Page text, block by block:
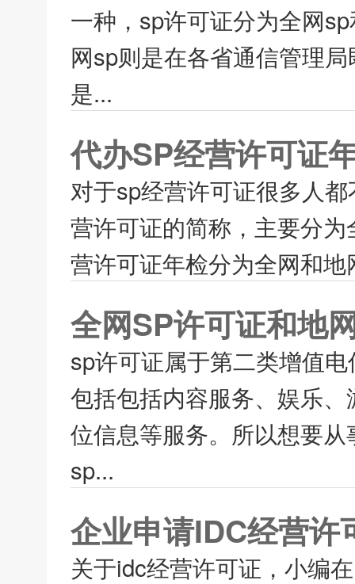
一种，sp许可证分为全网
网sp则是在各省通信管理
是...
代办SP经营许可证
对于sp经营许可证很多人
营许可证的简称，主要分
营许可证年检分为全网和
全网SP许可证和地
sp许可证属于第二类增值
包括包括内容服务、娱乐
位信息等服务。所以想要
sp...
企业申请IDC经营许
关于idc经营许可证，小编